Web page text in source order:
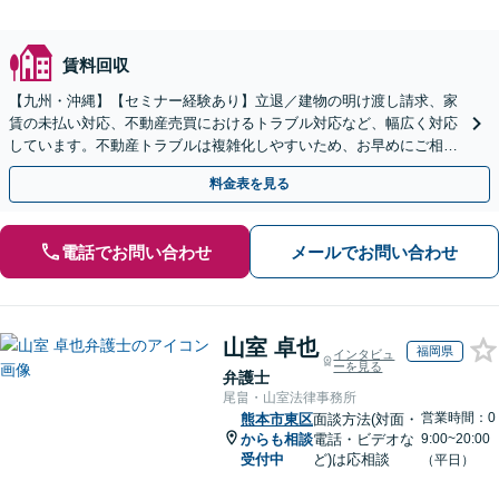
賃料回収
【九州・沖縄】【セミナー経験あり】立退／建物の明け渡し請求、家
賃の未払い対応、不動産売買におけるトラブル対応など、幅広く対応
しています。不動産トラブルは複雑化しやすいため、お早めにご相談
ください。【休日・夜間面談可】
料金表を見る
電話でお問い合わせ メールでお問い合わせ
山室 卓也
弁護士
インタビュ
ーを見る
福岡県
尾畠・山室法律事務所
熊本市東区
からも相談
受付中
面談方法(対面・
電話・ビデオな
ど)は応相談
営業時間：0
9:00~20:00
（平日）